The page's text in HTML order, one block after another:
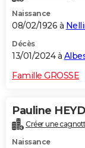
Naissance
08/02/1926 à
Décès
13/01/2024 à
Famille GROSSE
Pauline
Créer une
Naissance